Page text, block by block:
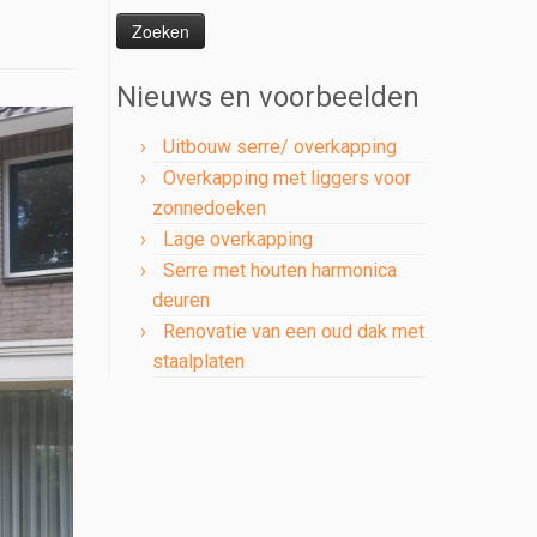
Nieuws en voorbeelden
Uitbouw serre/ overkapping
Overkapping met liggers voor
zonnedoeken
Lage overkapping
Serre met houten harmonica
deuren
Renovatie van een oud dak met
staalplaten